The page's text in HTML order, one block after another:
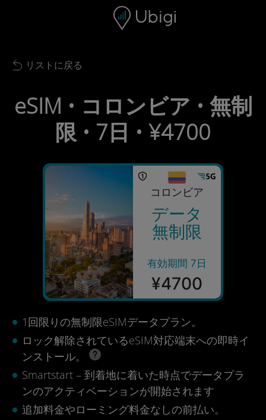
ナビゲーションバー フッター
Back to list
リストに戻る
eSIM • コロンビア • 無制
限 • 7日 • ¥4700
コロンビア
データ
無制限
有効期間 7日
¥4700
1回限りの無制限eSIMデータプラン。
ロック解除されているeSIM対応端末への即時イ
ンストール。
Smartstart – 到着地に着いた時点でデータプラ
ンのアクティベーションが開始されます
追加料金やローミング料金なしの前払い。